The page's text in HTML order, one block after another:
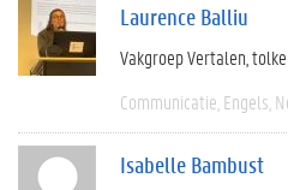
Laurence Balliu
Vakgroep Vertalen,
Communicatie Engels
Isabelle Bambust